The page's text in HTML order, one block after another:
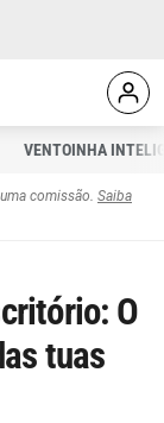
VENTOINHA
comissão. Saiba
O
tuas